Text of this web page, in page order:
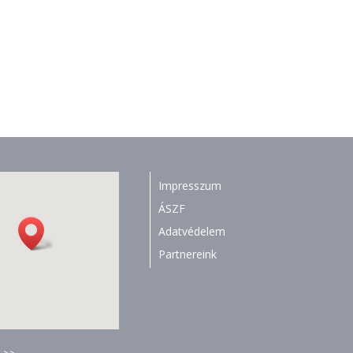
Impresszum
ÁSZF
Adatvédelem
Partnereink